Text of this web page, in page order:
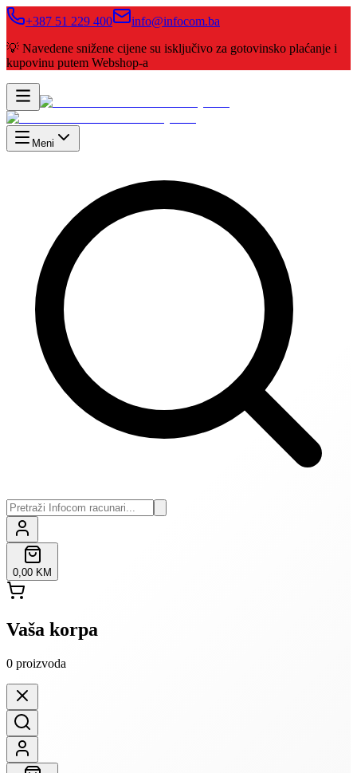
+387 51 229 400
info@infocom.ba
💡 Navedene snižene cijene su isključivo za gotovinsko plaćanje i
kupovinu putem Webshop-a
Meni
0,00 KM
Vaša korpa
0 proizvoda